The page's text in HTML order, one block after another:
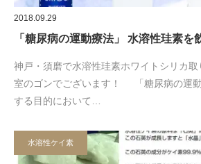
2018.09.29
「糖尿病の運動療法」 水溶性珪素を
神戸・須磨で水溶性珪素ホワイトシリカ
室のゴンでございます！ 「糖尿病の運
する目的において…
水溶性ケイ素